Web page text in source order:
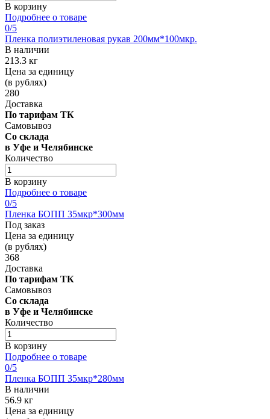
В корзину
Подробнее о товаре
0/5
Пленка полиэтиленовая рукав 200мм*100мкр.
В наличии
213.3 кг
Цена за единицу
(в рублях)
280
Доставка
По тарифам ТК
Самовывоз
Со склада
в Уфе и Челябинске
Количество
В корзину
Подробнее о товаре
0/5
Пленка БОПП 35мкр*300мм
Под заказ
Цена за единицу
(в рублях)
368
Доставка
По тарифам ТК
Самовывоз
Со склада
в Уфе и Челябинске
Количество
В корзину
Подробнее о товаре
0/5
Пленка БОПП 35мкр*280мм
В наличии
56.9 кг
Цена за единицу